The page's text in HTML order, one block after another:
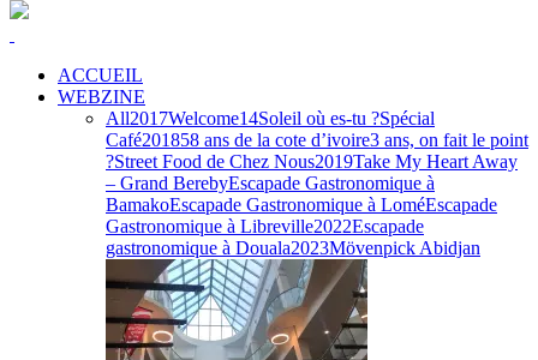
ACCUEIL
WEBZINE
All2017Welcome14Soleil où es-tu ?Spécial
Café201858 ans de la cote d’ivoire3 ans, on fait le point
?Street Food de Chez Nous2019Take My Heart Away
– Grand BerebyEscapade Gastronomique à
BamakoEscapade Gastronomique à LoméEscapade
Gastronomique à Libreville2022Escapade
gastronomique à Douala2023Mövenpick Abidjan